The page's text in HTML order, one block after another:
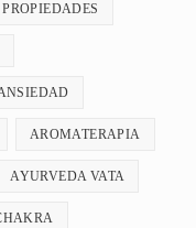
AROMATERAPIA
AYURVEDA VATA